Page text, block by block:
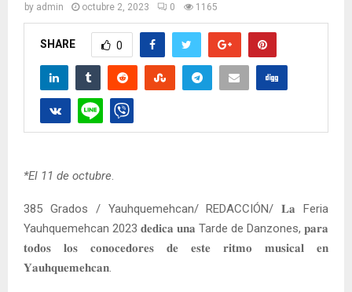
by admin octubre 2, 2023 0 1165
SHARE 0
*El 11 de octubre
385 Grados / Yauhquemehcan/ REDACCIÓN/ 𝐋𝐚 Feria
Yauhquemehcan 2023 𝐝𝐞𝐝𝐢𝐜𝐚 𝐮𝐧𝐚 Tarde de Danzones, 𝐩𝐚𝐫𝐚
𝐭𝐨𝐝𝐨𝐬 𝐥𝐨𝐬 𝐜𝐨𝐧𝐨𝐜𝐞𝐝𝐨𝐫𝐞𝐬 𝐝𝐞 𝐞𝐬𝐭𝐞 𝐫𝐢𝐭𝐦𝐨 𝐦𝐮𝐬𝐢𝐜𝐚𝐥 𝐞𝐧
𝐘𝐚𝐮𝐡𝐪𝐮𝐞𝐦𝐞𝐡𝐜𝐚𝐧.